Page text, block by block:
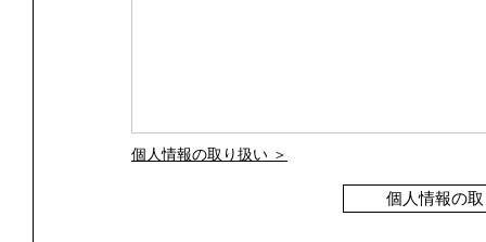
個人情報の取り扱い ＞
個人情報の